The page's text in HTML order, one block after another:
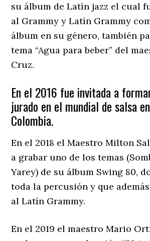
su álbum de Latín jazz el cual
al Grammy y Latín Grammy
álbum en su género, también
tema “Agua para beber” del
Cruz.
En el 2016 fue invitada a
jurado en el mundial de salsa
Colombia.
En el 2018 el Maestro Milton
a grabar uno de los temas
Yarey) de su álbum Swing 80,
toda la percusión y que
al Latín Grammy.
En el 2019 el maestro Mario